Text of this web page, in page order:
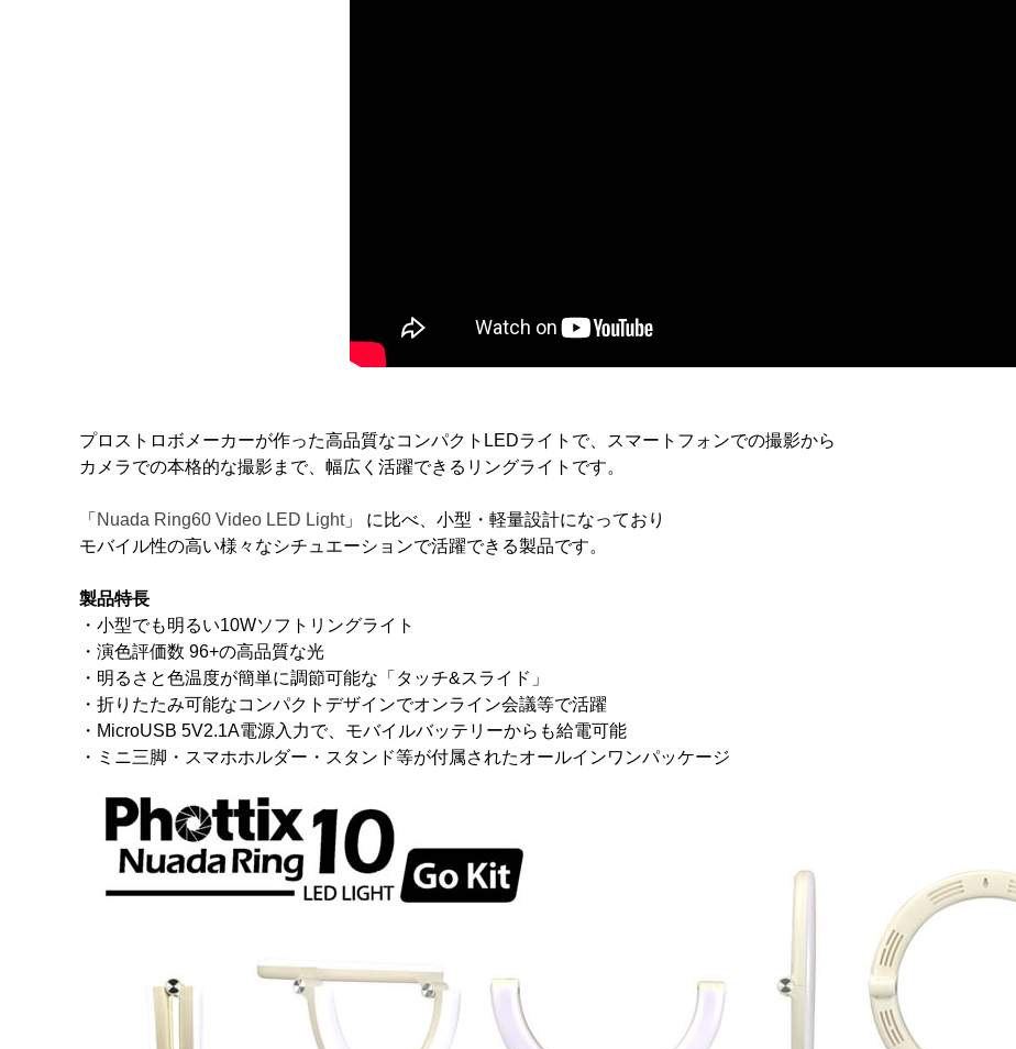
プロストロボメーカーが作った高品質なコンパクトLEDライトで、スマートフォンでの撮影から
カメラでの本格的な撮影まで、幅広く活躍できるリングライトです。
「 Nuada Ring60 Video LED Light」 に比べ、小型・軽量設計になっており
モバイル性の高い様々なシチュエーションで活躍できる製品です。
製品特長
・小型でも明るい10Wソフトリングライト
・演色評価数 96+の高品質な光
・明るさと色温度が簡単に調節可能な「タッチ&スライド」
・折りたたみ可能なコンパクトデザインでオンライン会議等で活躍
・MicroUSB 5V2.1A電源入力で、モバイルバッテリーからも給電可能
・ミニ三脚・スマホホルダー・スタンド等が付属されたオールインワンパッケージ